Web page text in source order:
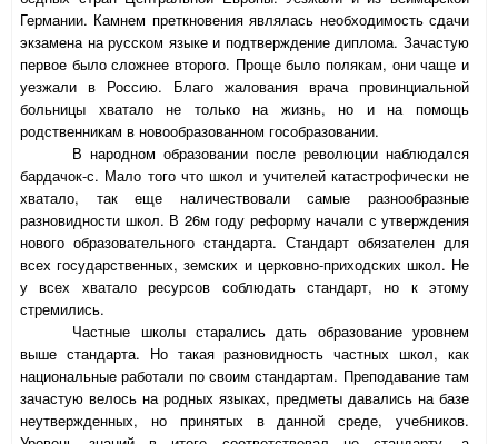
Германии. Камнем преткновения являлась необходимость сдачи
экзамена на русском языке и подтверждение диплома. Зачастую
первое было сложнее второго. Проще было полякам, они чаще и
уезжали в Россию. Благо жалования врача провинциальной
больницы хватало не только на жизнь, но и на помощь
родственникам в новообразованном гособразовании.
В народном образовании после революции наблюдался
бардачок-с. Мало того что школ и учителей катастрофически не
хватало, так еще наличествовали самые разнообразные
разновидности школ. В 26м году реформу начали с утверждения
нового образовательного стандарта. Стандарт обязателен для
всех государственных, земских и церковно-приходских школ. Не
у всех хватало ресурсов соблюдать стандарт, но к этому
стремились.
Частные школы старались дать образование уровнем
выше стандарта. Но такая разновидность частных школ, как
национальные работали по своим стандартам. Преподавание там
зачастую велось на родных языках, предметы давались на базе
неутвержденных, но принятых в данной среде, учебников.